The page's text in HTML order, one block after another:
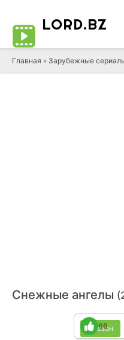
LORD.BZ
Главная » Зарубежные
Снежные ангелы
1 сезон
66